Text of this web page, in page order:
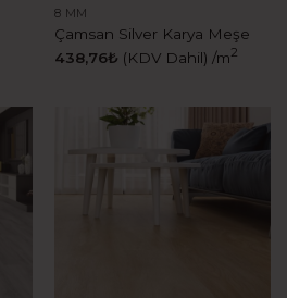
8 MM
Çamsan Silver Karya Meşe
438,76₺ (KDV Dahil) /m2